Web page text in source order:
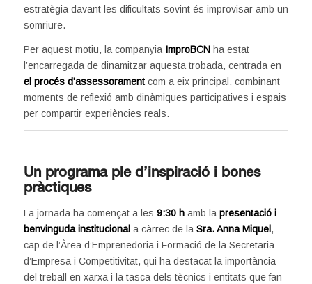
estratègia davant les dificultats sovint és improvisar amb un
somriure.
Per aquest motiu, la companyia ImproBCNha estat
l’encarregada de dinamitzar aquesta trobada, centrada en
el procés d’assessoramentcom a eix principal, combinant
moments de reflexió amb dinàmiques participatives i espais
per compartir experiències reals.
Un programa ple d’inspiració i bones
pràctiques
La jornada ha començat a les 9:30 hamb la presentació i
benvinguda institucional a càrrec de la Sra. Anna Miquel ,
cap de l’Àrea d’Emprenedoria i Formació de la Secretaria
d’Empresa i Competitivitat, qui ha destacat la importància
del treball en xarxa i la tasca dels tècnics i entitats que fan